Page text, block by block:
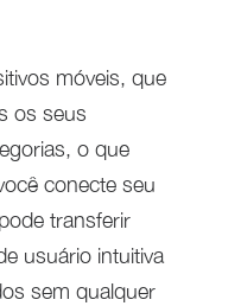
móveis, que
os seus
o que
conecte seu
transferir
usuário intuitiva
sem qualquer